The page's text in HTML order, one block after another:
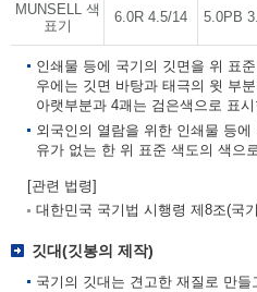
MUNSELL 색
표기
6.0R 4.5/14 5.0PB
인쇄물 등에 국기의 깃면을 위 표
우에는 깃면 바탕과 태극의 윗 부
아랫부분과 4괘는 검은색으로 표
외국인의 열람을 위한 인쇄물 등
유가 없는 한 위 표준 색도의 색으
[관련 법령]
대한민국 국기법 시행령 제8조(국
깃대(깃봉의 제작)
국기의 깃대는 견고한 재질로 만들